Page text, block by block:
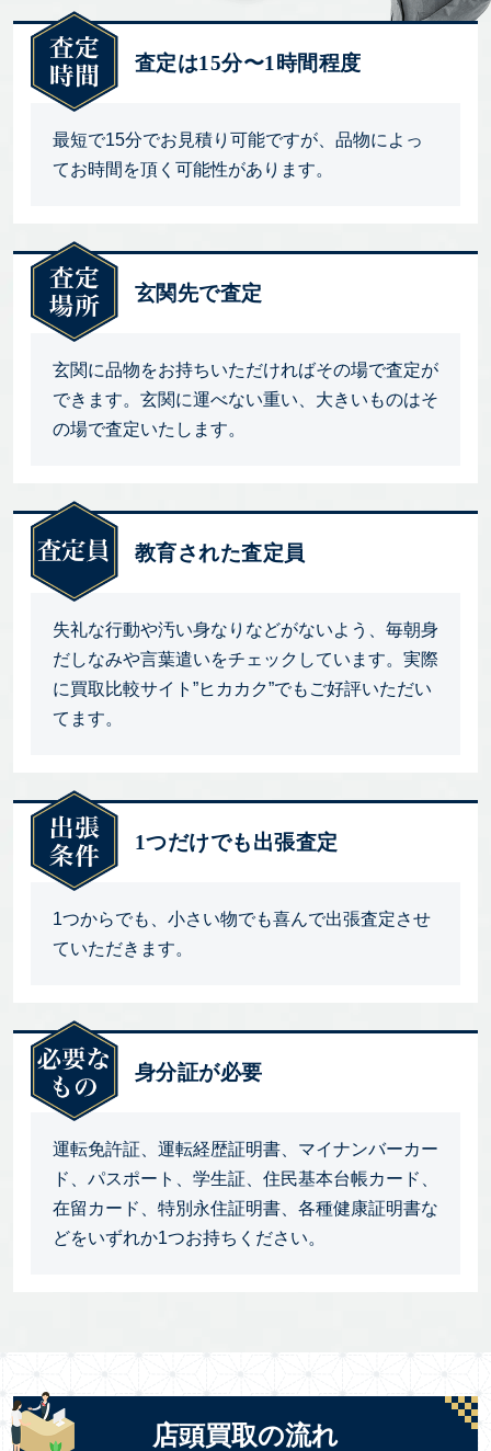
査定は15分〜1時間程度
最短で15分でお見積り可能ですが、品物によっ
てお時間を頂く可能性があります。
玄関先で査定
玄関に品物をお持ちいただければその場で査定が
できます。玄関に運べない重い、大きいものはそ
の場で査定いたします。
教育された査定員
失礼な行動や汚い身なりなどがないよう、毎朝身
だしなみや言葉遣いをチェックしています。実際
に買取比較サイト”ヒカカク”でもご好評いただい
てます。
1つだけでも出張査定
1つからでも、小さい物でも喜んで出張査定させ
ていただきます。
身分証が必要
運転免許証、運転経歴証明書、マイナンバーカー
ド、パスポート、学生証、住民基本台帳カード、
在留カード、特別永住証明書、各種健康証明書な
どをいずれか1つお持ちください。
店頭買取の流れ